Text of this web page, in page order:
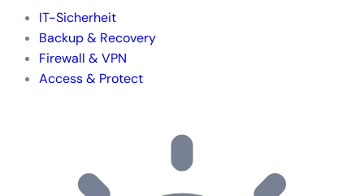
IT-Sicherheit
Backup & Recovery
Firewall & VPN
Access & Protect